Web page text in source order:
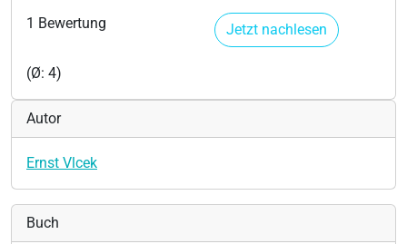
1 Bewertung
(Ø: 4)
Jetzt nachlesen
Autor
Ernst Vlcek
Buch